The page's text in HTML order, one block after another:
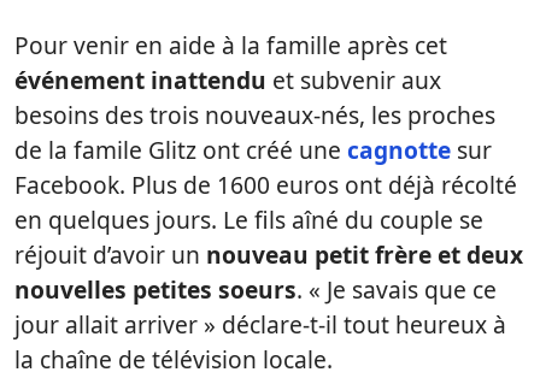
Pour venir en aide à la famille après cet
événement inattendu et subvenir aux
besoins des trois nouveaux-nés, les proches
de la famile Glitz ont créé une cagnotte sur
Facebook. Plus de 1600 euros ont déjà récolté
en quelques jours. Le fils aîné du couple se
réjouit d’avoir un nouveau petit frère et deux
nouvelles petites soeurs. « Je savais que ce
jour allait arriver » déclare-t-il tout heureux à
la chaîne de télévision locale.